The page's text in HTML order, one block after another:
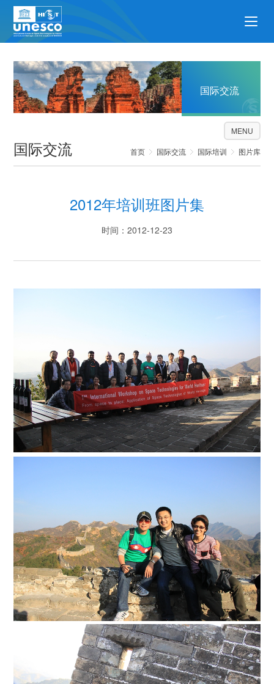
国际交流
国际交流 首页 国际交流 国际培训 图片库
MENU
2012年培训班图片集
时间：2012-12-23